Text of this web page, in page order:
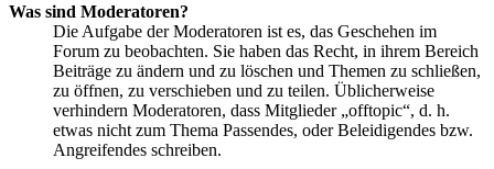
Was sind Moderatoren?
Die Aufgabe der Moderatoren ist es, das Geschehen im
Forum zu beobachten. Sie haben das Recht, in ihrem Bereich
Beiträge zu ändern und zu löschen und Themen zu schließen,
zu öffnen, zu verschieben und zu teilen. Üblicherweise
verhindern Moderatoren, dass Mitglieder „offtopic“, d. h.
etwas nicht zum Thema Passendes, oder Beleidigendes bzw.
Angreifendes schreiben.